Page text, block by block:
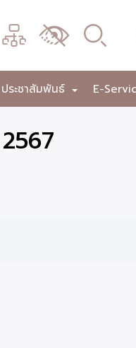
เมนู
เปลี่ยน
ผล
+
ประชาสัมพันธ์ E-